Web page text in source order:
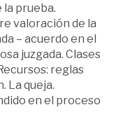
prueba.
valoración de la
– acuerdo en el
juzgada. Clases
reglas
La queja.
en el proceso